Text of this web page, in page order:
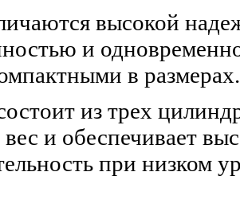
высокой
и
в размерах.
из трех
и обеспечивает
при низком